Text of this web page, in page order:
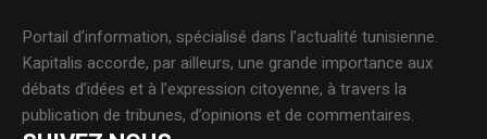
Portail d’information, spécialisé dans l’actualité tunisienne.
Kapitalis accorde, par ailleurs, une grande importance aux
débats d’idées et à l’expression citoyenne, à travers la
publication de tribunes, d’opinions et de commentaires.